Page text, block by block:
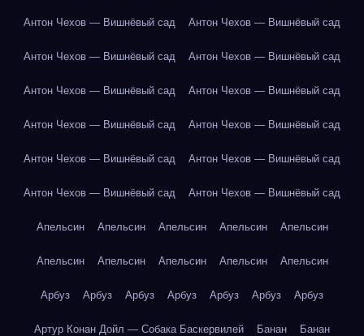
Антон Чехов — Вишнёвый сад Антон Чехов — Вишнёвый сад
Антон Чехов — Вишнёвый сад Антон Чехов — Вишнёвый сад
Антон Чехов — Вишнёвый сад Антон Чехов — Вишнёвый сад
Антон Чехов — Вишнёвый сад Антон Чехов — Вишнёвый сад
Антон Чехов — Вишнёвый сад Антон Чехов — Вишнёвый сад
Антон Чехов — Вишнёвый сад Антон Чехов — Вишнёвый сад
Апельсин Апельсин Апельсин Апельсин Апельсин
Апельсин Апельсин Апельсин Апельсин Апельсин
Арбуз Арбуз Арбуз Арбуз Арбуз Арбуз Арбуз
Артур Конан Дойл — Собака Баскервилей Банан Банан